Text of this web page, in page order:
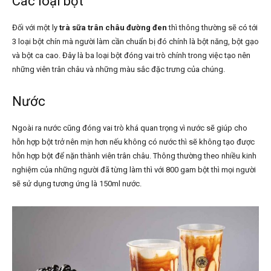
Đối với một ly trà sữa trân châu đường đen thì thông thường sẽ có tới
3 loại bột chín mà người làm cần chuẩn bị đó chính là bột năng, bột gạo
và bột ca cao. Đây là ba loại bột đóng vai trò chính trong việc tạo nên
những viên trân châu và những màu sắc đặc trưng của chúng.
Nước
Ngoài ra nước cũng đóng vai trò khá quan trọng vì nước sẽ giúp cho
hỗn hợp bột trở nên mịn hơn nếu không có nước thì sẽ không tạo được
hỗn hợp bột để nặn thành viên trân châu. Thông thường theo nhiều kinh
nghiệm của những người đã từng làm thì với 800 gam bột thì mọi người
sẽ sử dụng tương ứng là 150ml nước.